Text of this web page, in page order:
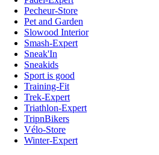
Pecheur-Store
Pet and Garden
Slowood Interior
Smash-Expert
Sneak'In
Sneakids
Sport is good
Training-Fit
Trek-Expert
Triathlon-Expert
TripnBikers
Vélo-Store
Winter-Expert